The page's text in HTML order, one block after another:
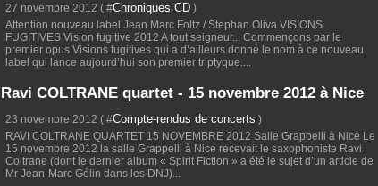
27 novembre 2012 ( #Chroniques CD )
Attention nouveau label Jean Marc Foltz / Stephan Oliva VISIONS
FUGITIVES Vision fugitive 2012 A tout seigneur... Commençons par le
premier opus Visions fugitives qui a d’ailleurs donné le nom à ce nouveau
label qui lance aujourd’hui son premier triptyque....
Ravi COLTRANE quartet - 15 novembre 2012 à Nice
23 novembre 2012 ( #Compte-rendus de concerts )
RAVI COLTRANE QUARTET 15 NOVEMBRE 2012 Salle Grappelli à Nice Le
15 novembre 2012 la salle Grappelli à Nice recevait le saxophoniste Ravi
Coltrane (dont le dernier album « Spirit Fiction » a été le sujet d’un article de
Mr Jean-Marc Gélin dans les DNJ)...